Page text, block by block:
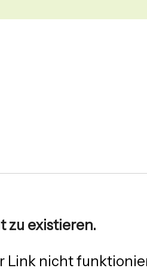
zu existieren.
Link nicht